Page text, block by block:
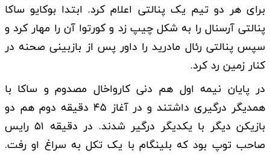
برای هر دو تیم یک پنالتی اعلام کرد. ابتدا بوکایو ساکا
پنالتی آرسنال را به شکل چیپ زد و کورتوا آن را مهار کرد و
سپس پنالتی رئال مادرید را داور پس از بازبینی صحنه در
کنار زمین رد کرد.
در پایان نیمه اول هم دنی کارواخال مصدوم و ساکا با
همدیگر درگیری داشتند و در آغاز ۴۵ دقیقه دوم هم دو
بازیکن دیگر با یکدیگر درگیر شدند. در دقیقه ۵۱ رایس
صاحب توپ بود که بلینگام با یک تکل به سراغ او رفت.